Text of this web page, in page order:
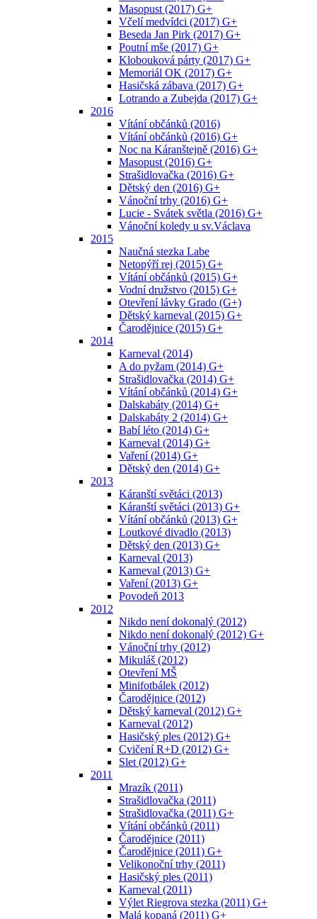
Masopust (2017) G+
Včelí medvídci (2017) G+
Beseda Jan Pirk (2017) G+
Poutní mše (2017) G+
Klobouková párty (2017) G+
Memoriál OK (2017) G+
Hasičská zábava (2017) G+
Lotrando a Zubejda (2017) G+
2016
Vítání občánků (2016)
Vítání občánků (2016) G+
Noc na Káranštejně (2016) G+
Masopust (2016) G+
Strašidlovačka (2016) G+
Dětský den (2016) G+
Vánoční trhy (2016) G+
Lucie - Svátek světla (2016) G+
Vánoční koledy u sv.Václava
2015
Naučná stezka Labe
Netopýří rej (2015) G+
Vítání občánků (2015) G+
Vodní družstvo (2015) G+
Otevření lávky Grado (G+)
Dětský karneval (2015) G+
Čarodějnice (2015) G+
2014
Karneval (2014)
A do pyžam (2014) G+
Strašidlovačka (2014) G+
Vítání občánků (2014) G+
Dalskabáty (2014) G+
Dalskabáty 2 (2014) G+
Babí léto (2014) G+
Karneval (2014) G+
Vaření (2014) G+
Dětský den (2014) G+
2013
Káranští světáci (2013)
Káranští světáci (2013) G+
Vítání občánků (2013) G+
Loutkové divadlo (2013)
Dětský den (2013) G+
Karneval (2013)
Karneval (2013) G+
Vaření (2013) G+
Povodeň 2013
2012
Nikdo není dokonalý (2012)
Nikdo není dokonalý (2012) G+
Vánoční trhy (2012)
Mikuláš (2012)
Otevření MŠ
Minifotbálek (2012)
Čarodějnice (2012)
Dětský karneval (2012) G+
Karneval (2012)
Hasičský ples (2012) G+
Cvičení R+D (2012) G+
Slet (2012) G+
2011
Mrazík (2011)
Strašidlovačka (2011)
Strašidlovačka (2011) G+
Vítání občánků (2011)
Čarodějnice (2011)
Čarodějnice (2011) G+
Velikonoční trhy (2011)
Hasičský ples (2011)
Karneval (2011)
Výlet Riegrova stezka (2011) G+
Malá kopaná (2011) G+